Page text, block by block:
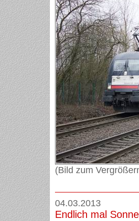
(Bild zum
04.03.2013
Endlich mal